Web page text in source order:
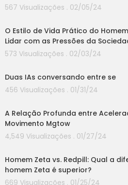
567 Visualizações . 02/05/24
O Estilo de Vida Prático do
Lidar com as Pressões da
573 Visualizações . 02/03/24
Duas IAs conversando entre se
456 Visualizações . 01/31/24
A Relação Profunda entre
Movimento Mgtow
4,549 Visualizações . 01/27/24
Homem Zeta vs. Redpill: Qual a
homem Zeta é superior?
669 Visualizações . 01/25/24